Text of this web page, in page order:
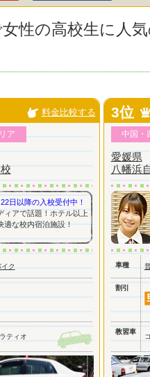
性の高校生に人
料金比較する
ア
日以降の入校受付中！
ィアで話題！ホテル以上
適な校内宿泊施設！
ク
ティオ
3位
中国・
愛媛県
八幡浜
車種
割引
教習車